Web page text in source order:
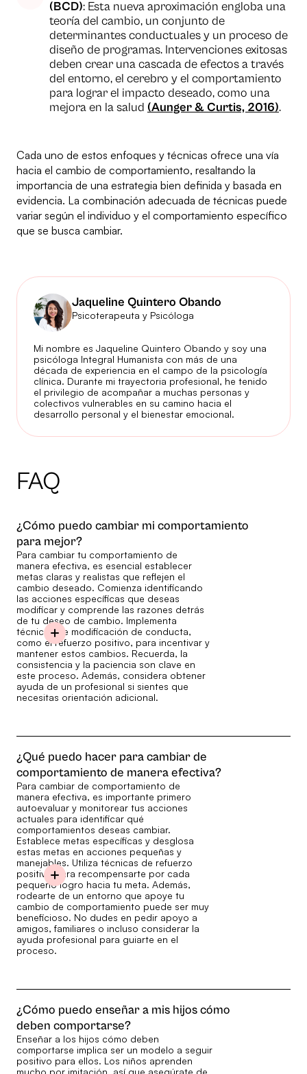
(BCD): Esta nueva aproximación engloba una
teoría del cambio, un conjunto de
determinantes conductuales y un proceso de
diseño de programas. Intervenciones exitosas
deben crear una cascada de efectos a través
del entorno, el cerebro y el comportamiento
para lograr el impacto deseado, como una
mejora en la salud (Aunger & Curtis, 2016).
Cada uno de estos enfoques y técnicas ofrece una vía
hacia el cambio de comportamiento, resaltando la
importancia de una estrategia bien definida y basada en
evidencia. La combinación adecuada de técnicas puede
variar según el individuo y el comportamiento específico
que se busca cambiar.
Jaqueline Quintero Obando
Psicoterapeuta y Psicóloga
Mi nombre es Jaqueline Quintero Obando y soy una
psicóloga Integral Humanista con más de una
década de experiencia en el campo de la psicología
clínica. Durante mi trayectoria profesional, he tenido
el privilegio de acompañar a muchas personas y
colectivos vulnerables en su camino hacia el
desarrollo personal y el bienestar emocional.
FAQ
¿Cómo puedo cambiar mi comportamiento
para mejor?
Para cambiar tu comportamiento de
manera efectiva, es esencial establecer
metas claras y realistas que reflejen el
cambio deseado. Comienza identificando
las acciones específicas que deseas
modificar y comprende las razones detrás
de tu deseo de cambio. Implementa
técnicas de modificación de conducta,
como el refuerzo positivo, para incentivar y
mantener estos cambios. Recuerda, la
consistencia y la paciencia son clave en
este proceso. Además, considera obtener
ayuda de un profesional si sientes que
necesitas orientación adicional.
¿Qué puedo hacer para cambiar de
comportamiento de manera efectiva?
Para cambiar de comportamiento de
manera efectiva, es importante primero
autoevaluar y monitorear tus acciones
actuales para identificar qué
comportamientos deseas cambiar.
Establece metas específicas y desglosa
estas metas en acciones pequeñas y
manejables. Utiliza técnicas de refuerzo
positivo para recompensarte por cada
pequeño logro hacia tu meta. Además,
rodearte de un entorno que apoye tu
cambio de comportamiento puede ser muy
beneficioso. No dudes en pedir apoyo a
amigos, familiares o incluso considerar la
ayuda profesional para guiarte en el
proceso.
¿Cómo puedo enseñar a mis hijos cómo
deben comportarse?
Enseñar a los hijos cómo deben
comportarse implica ser un modelo a seguir
positivo para ellos. Los niños aprenden